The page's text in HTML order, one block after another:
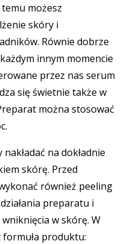
możesz
skóry i
Równie dobrze
innym momencie
przez nas serum
się świetnie także w
można stosować
na dokładnie
skórę. Przed
również peeling
preparatu i
w skórę. W
produktu: